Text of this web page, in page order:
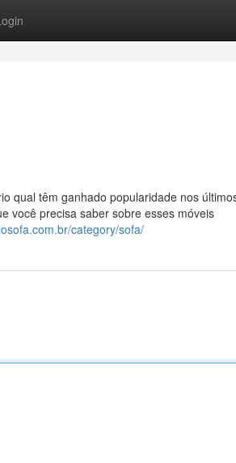
qual têm ganhado popularidade nos
você precisa saber sobre esses móveis
category/sofa/